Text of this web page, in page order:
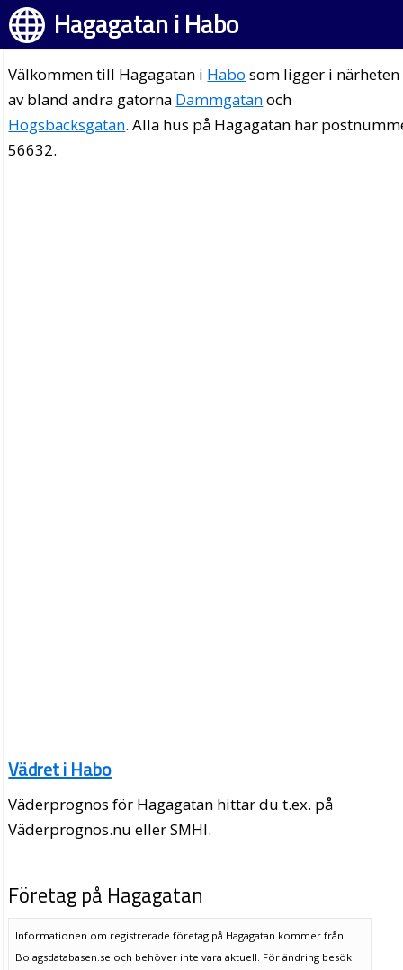
Hagagatan i Habo
Välkommen till Hagagatan i Habo som ligger i närheten
av bland andra gatorna Dammgatanoch
Högsbäcksgatan. Alla hus på Hagagatan har
56632.
Vädret i Habo
Väderprognos för Hagagatan hittar du t.ex. på
Väderprognos.nu eller SMHI.
Företag på Hagagatan
Informationen om registrerade företag på Hagagatan kommer från
Bolagsdatabasen.se och behöver inte vara aktuell. För ändring besök